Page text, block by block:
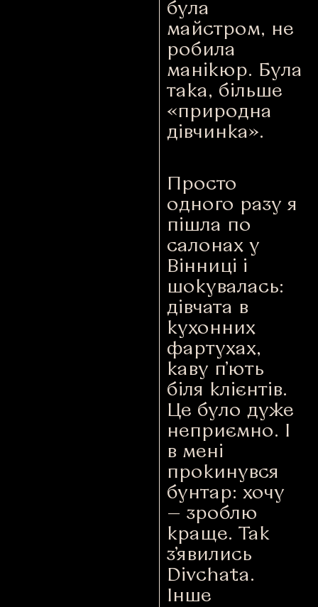
була
майстром, не
робила
манікюр. Була
така, більше
«природна
дівчинка».
Просто
одного разу я
пішла по
салонах у
Вінниці і
шокувалась:
дівчата в
кухонних
фартухах,
каву п’ють
біля клієнтів.
Це було дуже
неприємно. І
в мені
прокинувся
бунтар: хочу
— зроблю
краще. Так
з’явились
Divchata.
Інше